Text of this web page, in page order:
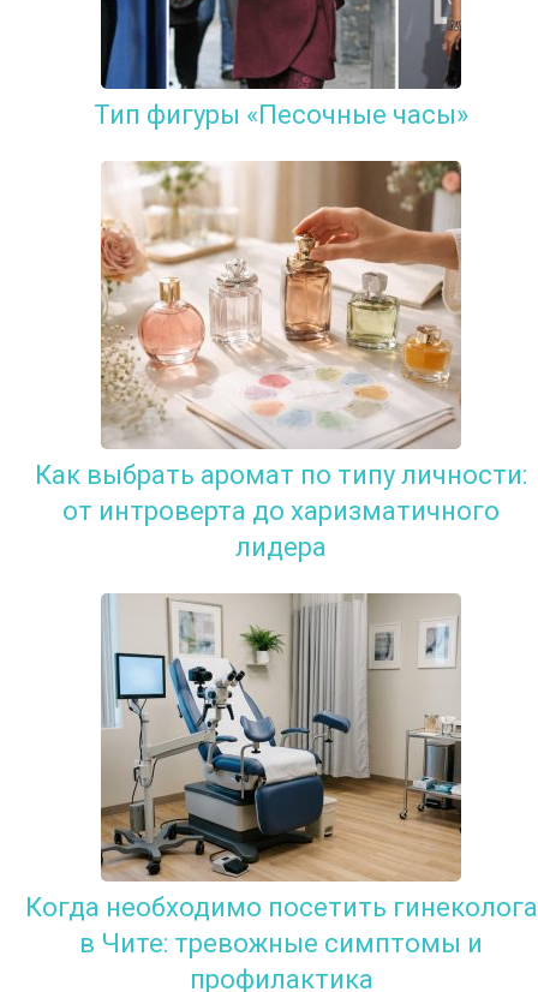
Тип фигуры «Песочные часы»
Как выбрать аромат по типу личности:
от интроверта до харизматичного
лидера
Когда необходимо посетить гинеколога
в Чите: тревожные симптомы и
профилактика